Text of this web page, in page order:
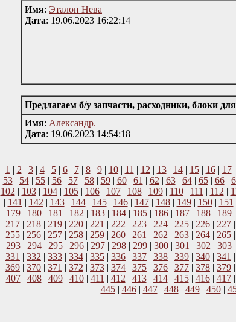
Имя: Эталон Нева
Дата: 19.06.2023 16:22:14
Предлагаем б/у запчасти, расходники, блоки
Имя: Александр.
Дата: 19.06.2023 14:54:18
1 | 2 | 3| 4| 5| 6| 7| 8| 9| 10| 11 | 12 | 13| 14| 15| 16| 17|
53| 54| 55| 56| 57| 58| 59| 60| 61 | 62 | 63| 64| 65| 66|
102 | 103| 104| 105| 106| 107| 108| 109| 110| 111 | 112 |
| 141 | 142 | 143| 144| 145| 146| 147| 148| 149| 150| 151
179| 180| 181 | 182 | 183| 184| 185| 186| 187| 188| 189|
217 | 218 | 219 | 220 | 221 | 222 | 223 | 224 | 225 | 226 | 227 |
255 | 256 | 257 | 258 | 259 | 260 | 261 | 262 | 263 | 264 | 265 |
293| 294| 295| 296| 297| 298| 299| 300| 301 | 302 | 303|
331 | 332 | 333 | 334 | 335 | 336 | 337 | 338 | 339 | 340 | 341 |
369 | 370 | 371 | 372 | 373 | 374 | 375 | 376 | 377 | 378 | 379 |
407| 408| 409| 410| 411 | 412 | 413| 414| 415| 416| 417|
445| 446| 447| 448| 449| 450|